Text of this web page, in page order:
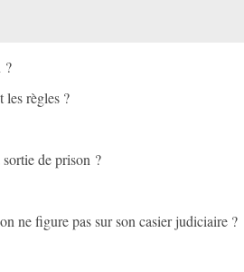
?
les règles ?
de prison ?
ne figure pas sur son casier judiciaire ?